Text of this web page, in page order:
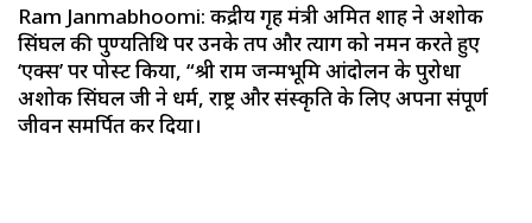
Ram Janmabhoomi: केंद्रीय गृह मंत्री अमित शाह ने अशोक
सिंघल की पुण्यतिथि पर उनके तप और त्याग को नमन करते हुए
‘एक्स’ पर पोस्ट किया, “श्री राम जन्मभूमि आंदोलन के पुरोधा
अशोक सिंघल जी ने धर्म, राष्ट्र और संस्कृति के लिए अपना संपूर्ण
जीवन समर्पित कर दिया।